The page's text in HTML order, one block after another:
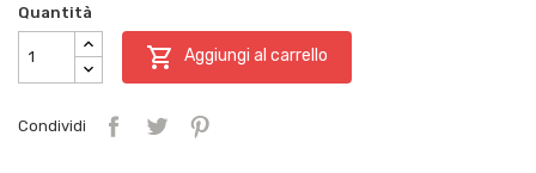
Quantità
 Aggiungi al carrello
Condividi